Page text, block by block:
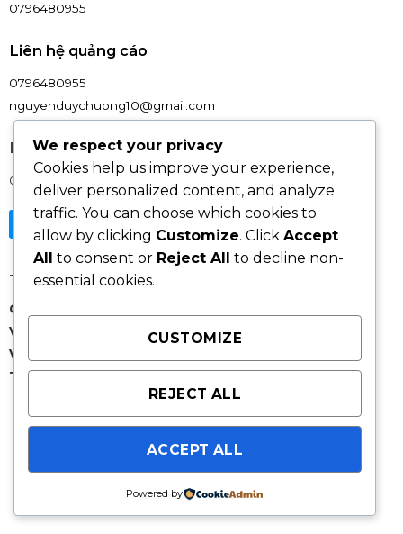
0796480955
Liên hệ quảng cáo
0796480955
nguyenduychuong10@gmail.com
Hợp tác nội dung
0796480955
Thông tin thanh toán:
Chủ tài khoản: Nguyen Duy Chuong
Vietcombank
: 1056798967
VIB
Techcombank
We respect your privacy
Cookies help us improve your experience,
deliver personalized content, and analyze
traffic. You can choose which cookies to
allow by clicking Customize. Click Accept
All to consent or Reject All to decline non-
essential cookies.
CUSTOMIZE
REJECT ALL
ACCEPT ALL
Powered by